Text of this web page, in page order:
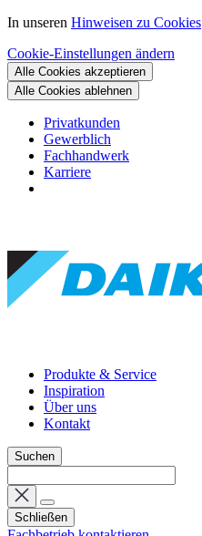
In unseren Hinweisen zu Cookies
Cookie-Einstellungen ändern
Alle Cookies akzeptieren
Alle Cookies ablehnen
Privatkunden
Gewerblich
Fachhandwerk
Karriere
Produkte & Service
Inspiration
Über uns
Kontakt
Suchen
Schließen